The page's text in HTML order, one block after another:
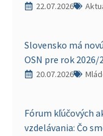
22.07.2026
Slovensko má
OSN pre rok 2026/
20.07.2026
Fórum kľúčových
vzdelávania: Čo